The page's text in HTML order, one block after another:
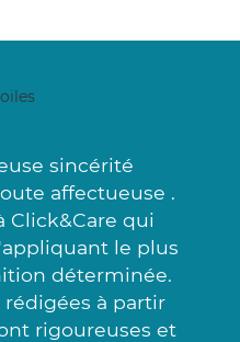
sincérité
affectueuse .
Click&Care qui
le plus
déterminée.
rédigées à partir
rigoureuses et